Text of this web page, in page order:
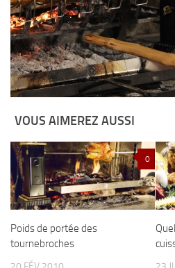
VOUS AIMEREZ AUSSI
0
Poids de portée des
tournebroches